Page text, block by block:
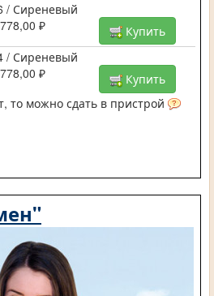
/ Сиреневый
₽
Купить
/ Сиреневый
₽
Купить
то можно сдать в пристрой